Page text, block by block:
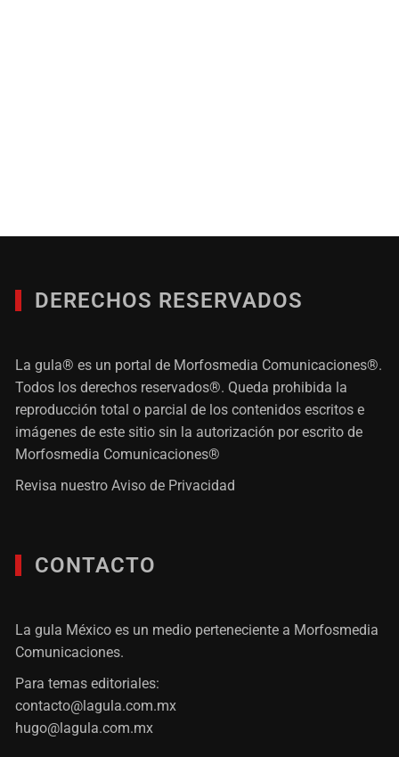
DERECHOS RESERVADOS
La gula® es un portal de Morfosmedia Comunicaciones®.
Todos los derechos reservados®. Queda prohibida la
reproducción total o parcial de los contenidos escritos e
imágenes de este sitio sin la autorización por escrito de
Morfosmedia Comunicaciones®
Revisa nuestroAviso de Privacidad
CONTACTO
La gula México es un medio perteneciente a Morfosmedia
Comunicaciones.
Para temas editoriales:
contacto@lagula.com.mx
hugo@lagula.com.mx